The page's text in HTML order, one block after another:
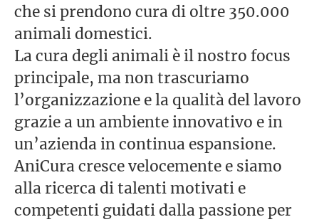
che si prendono cura di oltre 350.000
animali domestici.
La cura degli animali è il nostro focus
principale, ma non trascuriamo
l’organizzazione e la qualità del lavoro
grazie a un ambiente innovativo e in
un’azienda in continua espansione.
AniCura cresce velocemente e siamo
alla ricerca di talenti motivati e
competenti guidati dalla passione per